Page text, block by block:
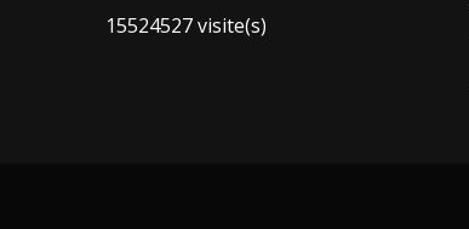
15524527 visite(s)